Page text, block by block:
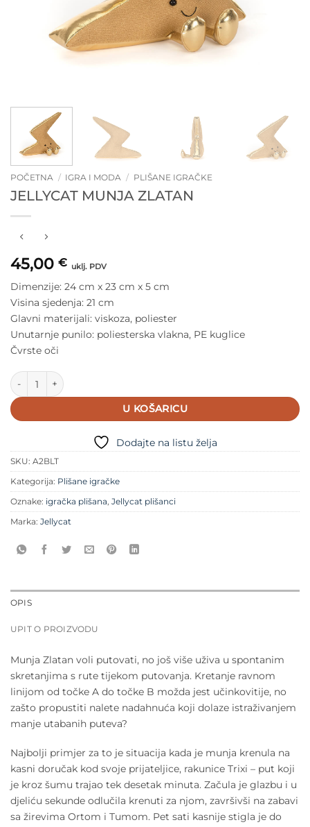
POČETNA / IGRA I MODA / PLIŠANE IGRAČKE
JELLYCAT MUNJA ZLATAN
45,00 € uklj. PDV
Dimenzije: 24 cm x 23 cm x 5 cm
Visina sjedenja: 21 cm
Glavni materijali: viskoza, poliester
Unutarnje punilo: poliesterska vlakna, PE kuglice
Čvrste oči
Jellycat munja Zlatan količina
U KOŠARICU
Dodajte na listu želja
SKU: A2BLT
Kategorija: Plišane igračke
Oznake: igračka plišana, Jellycat plišanci
Marka: Jellycat
OPIS
UPIT O PROIZVODU
Munja Zlatan voli putovati, no još više uživa u spontanim
skretanjima s rute tijekom putovanja. Kretanje ravnom
linijom od točke A do točke B možda jest učinkovitije, no
zašto propustiti nalete nadahnuća koji dolaze istraživanjem
manje utabanih puteva?
Najbolji primjer za to je situacija kada je munja krenula na
kasni doručak kod svoje prijateljice, rakunice Trixi – put koji
je kroz šumu trajao tek desetak minuta. Začula je glazbu i u
djeliću sekunde odlučila krenuti za njom, završivši na zabavi
sa žirevima Ortom i Tumom. Pet sati kasnije stigla je do